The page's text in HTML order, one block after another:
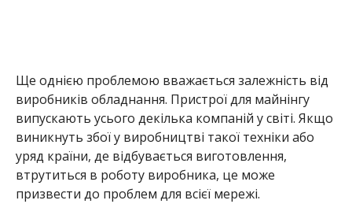
та сповільнення мережі.
Вразливість вузлів, або нодів, — ще одна слабка
сторона системи. Для повної децентралізації
важливо, щоб тисячі незалежних користувачів
підтримували власні вузли мережі. Проте на
практиці частина інфраструктури може